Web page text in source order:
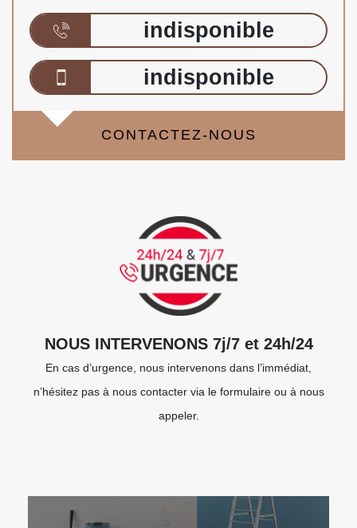
indisponible
indisponible
CONTACTEZ-NOUS
NOUS INTERVENONS 7j/7 et 24h/24
En cas d’urgence, nous intervenons dans l’immédiat,
n’hésitez pas à nous contacter via le formulaire ou à nous
appeler.